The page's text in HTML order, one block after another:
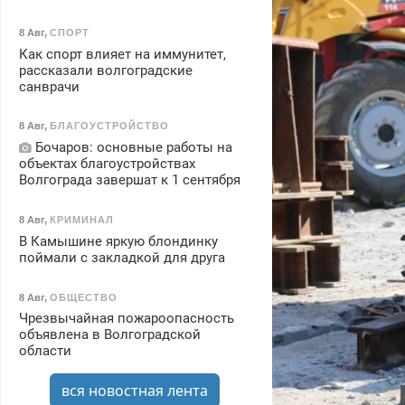
8 Авг, СПОРТ
Как спорт влияет на иммунитет,
рассказали волгоградские
санврачи
8 Авг, БЛАГОУСТРОЙСТВО
Бочаров: основные работы на
объектах благоустройствах
Волгограда завершат к 1 сентября
8 Авг, КРИМИНАЛ
В Камышине яркую блондинку
поймали с закладкой для друга
8 Авг, ОБЩЕСТВО
Чрезвычайная пожароопасность
объявлена в Волгоградской
области
вся новостная лента